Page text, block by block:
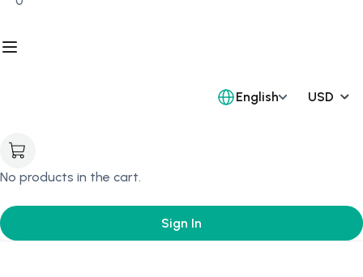
English
No products in the cart.
Sign In